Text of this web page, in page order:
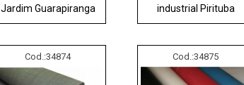
Jardim Guarapiranga
industrial Pirituba
Cod.:34874 Cod.:34875